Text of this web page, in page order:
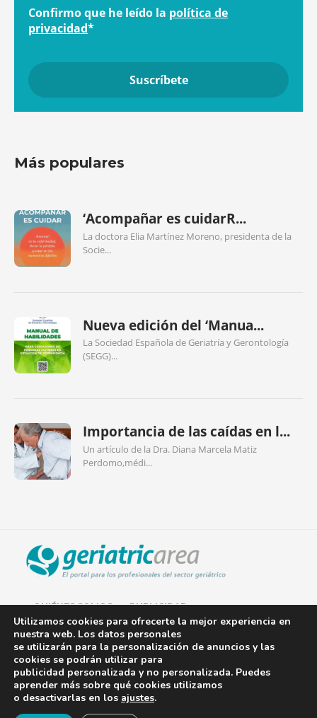
Confirmo que he leído la política de
privacidad*
Más populares
‘Acompañar es cuidarR...
La doctora Elia Martínez Moreno, presidenta de la
Socie...
Nueva edición del ‘Manua...
La Sociedad Española de Geriatría y Gerontología
(SEGG)...
Importancia de las caídas en l...
Un artículo de la Dra. Diana Marcela Matiz
Perdomo,médi...
QUIÉNES SOMOS PUBLICIDAD
AVISO LEGAL
POLÍTICA DE COOKIES
POLÍTICA DE PRIVACIDAD
Utilizamos cookies para ofrecerte la mejor experiencia en
nuestra web. Los datos personales
se utilizarán para la personalización de anuncios y las
cookies se podrán utilizar para
publicidad personalizada y no personalizada. Puedes
aprender más sobre qué cookies utilizamos
o desactivarlas en los ajustes.